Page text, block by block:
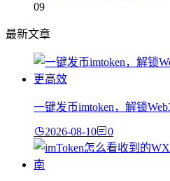
09
最新文章
一键发币imtoken，解锁
2026-08-10 0